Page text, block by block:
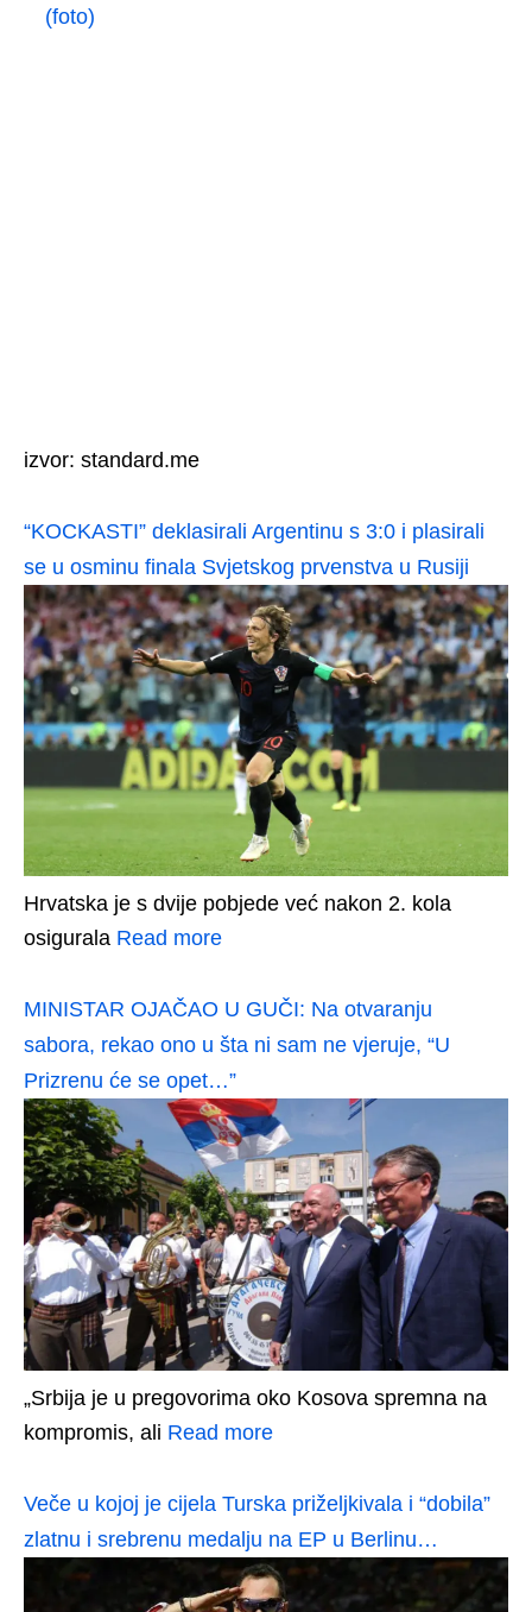
(foto)
izvor: standard.me
“KOCKASTI” deklasirali Argentinu s 3:0 i plasirali
se u osminu finala Svjetskog prvenstva u Rusiji
Hrvatska je s dvije pobjede već nakon 2. kola
osigurala Read more
MINISTAR OJAČAO U GUČI: Na otvaranju
sabora, rekao ono u šta ni sam ne vjeruje, “U
Prizrenu će se opet…”
„Srbija je u pregovorima oko Kosova spremna na
kompromis, ali Read more
Veče u kojoj je cijela Turska priželjkivala i “dobila”
zlatnu i srebrenu medalju na EP u Berlinu…